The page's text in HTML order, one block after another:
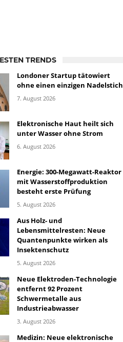
TRENDS
Londoner Startup tätowiert
ohne einen einzigen Nadelstich
7. August 2026
Elektronische Haut heilt sich
unter Wasser ohne Strom
6. August 2026
Energie: 300-Megawatt-Reaktor
mit Wasserstoffproduktion
besteht erste Prüfung
5. August 2026
Aus Holz- und
Lebensmittelresten: Neue
Quantenpunkte wirken als
Insektenschutz
5. August 2026
Neue Elektroden-Technologie
entfernt 92 Prozent
Schwermetalle aus
Industrieabwasser
3. August 2026
Medizin: Neue elektronische